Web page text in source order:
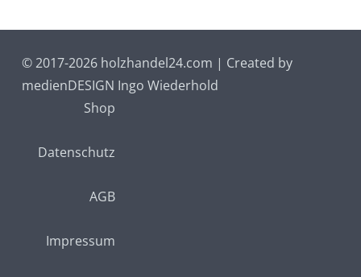
© 2017-2026 holzhandel24.com | Created by
medienDESIGN Ingo Wiederhold